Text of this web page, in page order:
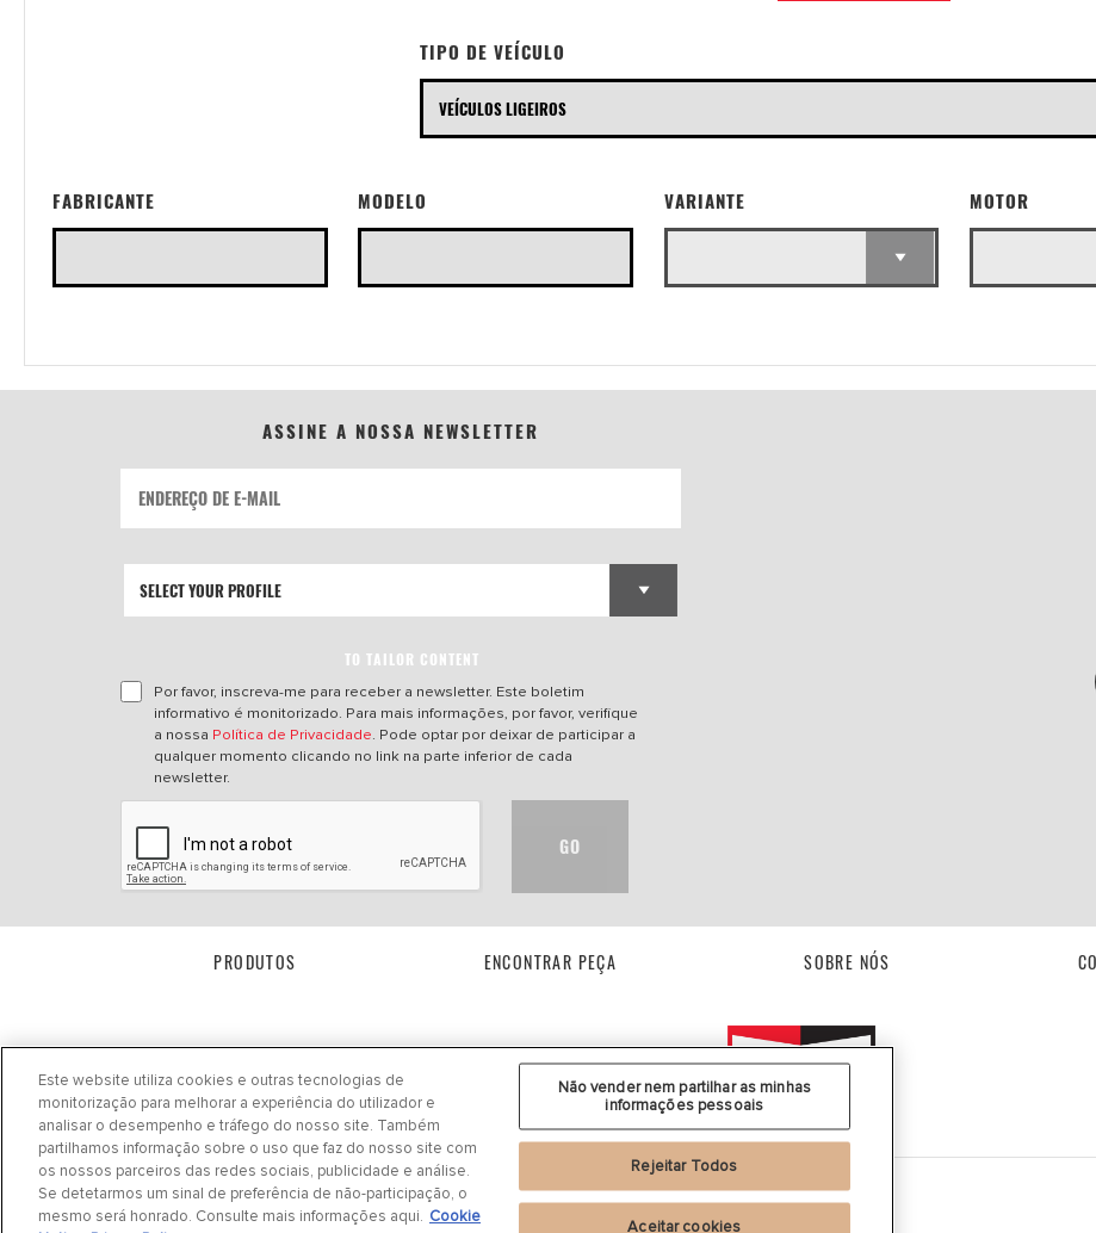
TIPO DE VEÍCULO
FABRICANTE MODELO VARIANTE MOTOR
ASSINE A NOSSA NEWSLETTER
TO TAILOR CONTENT
Por favor, inscreva-me para receber a newsletter. Este boletim
informativo é monitorizado. Para mais informações, por favor, verifique
a nossa Política de Privacidade. Pode optar por deixar de participar a
qualquer momento clicando no link na parte inferior de cada
newsletter.
GO
PRODUTOS ENCONTRAR PEÇA SOBRE NÓS
Política de privacidade| Cookie Settings|Cookie Notice|Termos de Uso
©2024 DRiV Automotive Inc. ou uma das suas afiliadas em um ou mais países.
Este website utiliza cookies e outras tecnologias de
monitorização para melhorar a experiência do utilizador e
analisar o desempenho e tráfego do nosso site. Também
partilhamos informação sobre o uso que faz do nosso site com
os nossos parceiros das redes sociais, publicidade e análise.
Se detetarmos um sinal de preferência de não-participação, o
mesmo será honrado. Consulte mais informações aqui. Cookie
Não vender nem partilhar as minhas
informações pessoais
Rejeitar Todos
Aceitar cookies